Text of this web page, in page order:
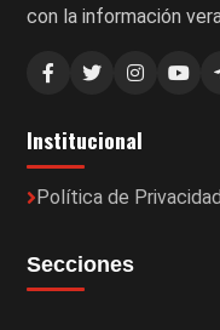
con la información
Institucional
Política de Privacidad
Secciones